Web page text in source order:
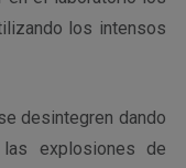
los intensos
desintegren dando
explosiones de